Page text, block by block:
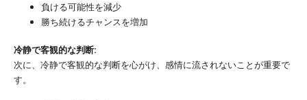
負ける可能性を減少
勝ち続けるチャンスを増加
冷静で客観的な判断:
次に、冷静で客観的な判断を心がけ、感情に流されないことが重要で
す。